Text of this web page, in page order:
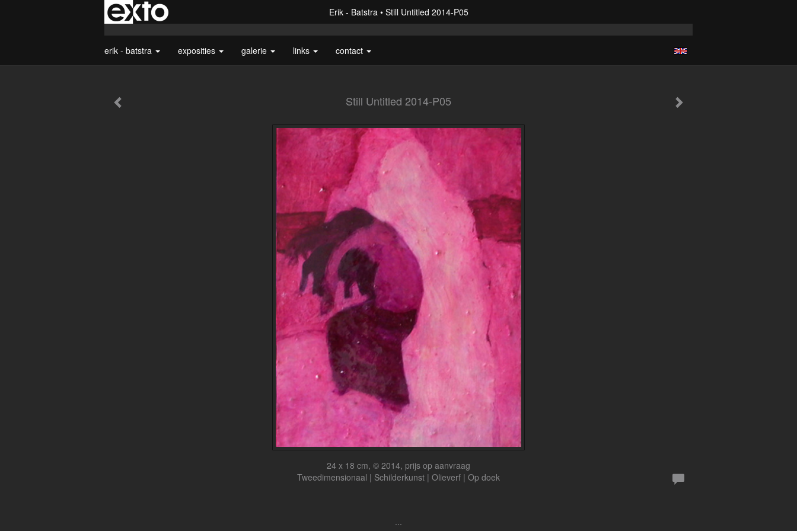
Erik - Batstra Still Untitled 2014-P05
erik - batstra exposities galerie links contact
Still Untitled 2014-P05
24 x 18 cm, © 2014, prijs op aanvraag
Tweedimensionaal | Schilderkunst | Olieverf | Op doek
...